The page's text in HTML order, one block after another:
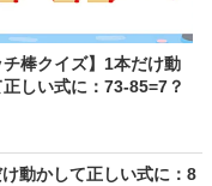
チ棒クイズ】1本だけ動
しい式に：73-85=7？
動かして正しい式に：8